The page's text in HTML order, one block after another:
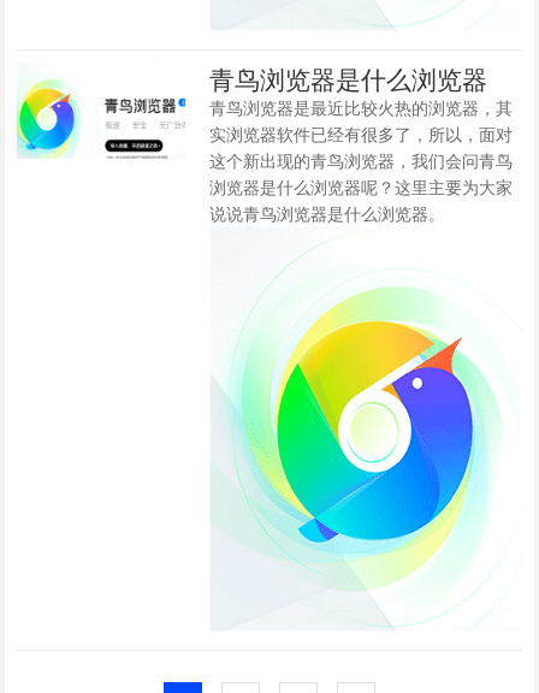
青鸟浏览器是什么浏览器
青鸟浏览器是最近比较火热的浏览器，其
实浏览器软件已经有很多了，所以，面对
这个新出现的青鸟浏览器，我们会问青鸟
浏览器是什么浏览器呢？这里主要为大家
说说青鸟浏览器是什么浏览器。